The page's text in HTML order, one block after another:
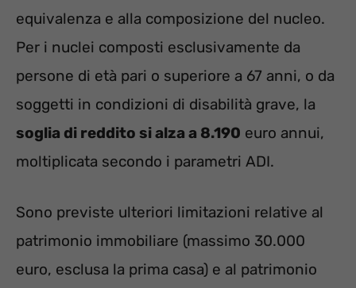
equivalenza e alla composizione del nucleo.
Per i nuclei composti esclusivamente da
persone di età pari o superiore a 67 anni, o da
soggetti in condizioni di disabilità grave, la
soglia di reddito si alza a 8.190 euro annui,
moltiplicata secondo i parametri ADI.
Sono previste ulteriori limitazioni relative al
patrimonio immobiliare (massimo 30.000
euro, esclusa la prima casa) e al patrimonio